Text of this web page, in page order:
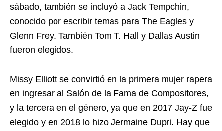
sábado, también se incluyó a Jack Tempchin,
conocido por escribir temas para The Eagles y
Glenn Frey. También Tom T. Hall y Dallas Austin
fueron elegidos.
Missy Elliott se convirtió en la primera mujer rapera
en ingresar al Salón de la Fama de Compositores,
y la tercera en el género, ya que en 2017 Jay-Z fue
elegido y en 2018 lo hizo Jermaine Dupri. Hay que